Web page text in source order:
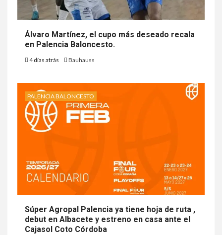
Álvaro Martínez, el cupo más deseado recala
en Palencia Baloncesto.
4 días atrás Bauhauss
PALENCIA BALONCESTO
Súper Agropal Palencia ya tiene hoja de ruta ,
debut en Albacete y estreno en casa ante el
Cajasol Coto Córdoba